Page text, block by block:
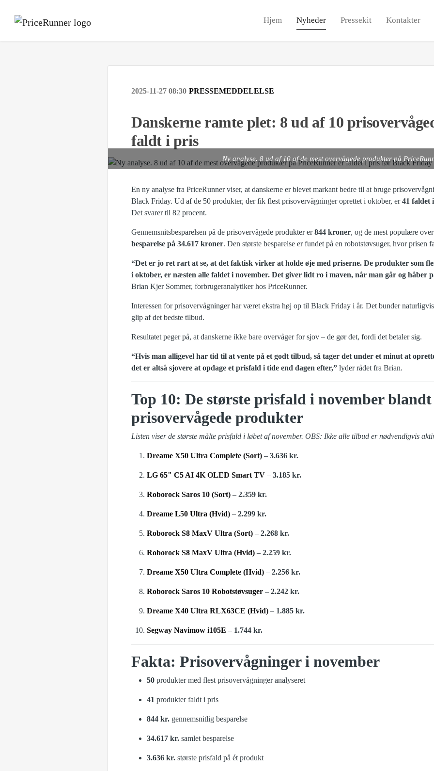
Hjem Nyheder Pressekit Kontakter
2025-11-27 08:30 PRESSEMEDDELELSE
Danskerne ramte plet: 8 ud af 10
faldt i pris
Ny analyse. 8 ud af 10 af de mest overvågede produkter på
En ny analyse fra PriceRunner viser, at danskerne er blevet markant bedre til at bruge
Black Friday. Ud af de 50 produkter, der fik flest prisovervågninger oprettet i oktober, er41 faldet
Det svarer til 82 procent.
Gennemsnitsbesparelsen på de prisovervågede produkter er844 kroner, og de mest populære
besparelse på 34.617 kroner. Den største besparelse er fundet på en robotstøvsuger, hvor prisen
“Det er jo ret rart at se, at det faktisk virker at holde øje med priserne. De produkter som
i oktober, er næsten alle faldet i november. Det giver lidt ro i maven, når man går og håber
Brian Kjer Sommer, forbrugeranalytiker hos PriceRunner.
Interessen for prisovervågninger har været ekstra høj op til Black Friday i år. Det bunder
glip af det bedste tilbud.
Resultatet peger på, at danskerne ikke bare overvåger for sjov – de gør det, fordi det betaler sig.
“Hvis man alligevel har tid til at vente på et godt tilbud, så tager det under et minut at
det er altså sjovere at opdage et prisfald i tide end dagen efter,” lyder rådet fra Brian.
Top 10: De største prisfald i november blandt
prisovervågede produkter
Listen viser de største målte prisfald i løbet af november. OBS: Ikke alle tilbud er nødvendigvis
Dreame X50 Ultra Complete (Sort) – 3.636 kr.
LG 65" C5 AI 4K OLED Smart TV – 3.185 kr.
Roborock Saros 10 (Sort) – 2.359 kr.
Dreame L50 Ultra (Hvid) – 2.299 kr.
Roborock S8 MaxV Ultra (Sort) – 2.268 kr.
Roborock S8 MaxV Ultra (Hvid) – 2.259 kr.
Dreame X50 Ultra Complete (Hvid) – 2.256 kr.
Roborock Saros 10 Robotstøvsuger – 2.242 kr.
Dreame X40 Ultra RLX63CE (Hvid) – 1.885 kr.
Segway Navimow i105E – 1.744 kr.
Fakta: Prisovervågninger i november
50 produkter med flest prisovervågninger analyseret
41 produkter faldt i pris
844 kr. gennemsnitlig besparelse
34.617 kr. samlet besparelse
3.636 kr. største prisfald på ét produkt